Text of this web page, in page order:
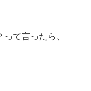
て言ったら、